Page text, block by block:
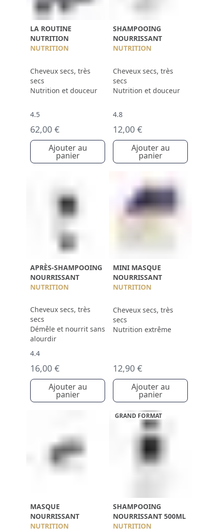
LA ROUTINE
NUTRITION
NUTRITION
Cheveux secs, très
secs
Nutrition et douceur
4.5
62,00 €
Ajouter au
panier
SHAMPOOING
NOURRISSANT
NUTRITION
Cheveux secs, très
secs
Nutrition et douceur
4.8
12,00 €
Ajouter au
panier
APRÈS-SHAMPOOING
NOURRISSANT
NUTRITION
Cheveux secs, très
secs
Démêle et nourrit sans
alourdir
4.4
16,00 €
Ajouter au
panier
MINI MASQUE
NOURRISSANT
NUTRITION
Cheveux secs, très
secs
Nutrition extrême
12,90 €
Ajouter au
panier
MASQUE
NOURRISSANT
NUTRITION
GRAND FORMAT
SHAMPOOING
NOURRISSANT 500ML
NUTRITION